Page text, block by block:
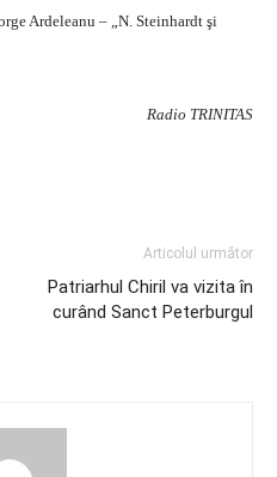
Ardeleanu – „N. Steinhardt şi
Radio TRINITAS
Articolul următor
Patriarhul Chiril va vizita în
curând Sanct Peterburgul